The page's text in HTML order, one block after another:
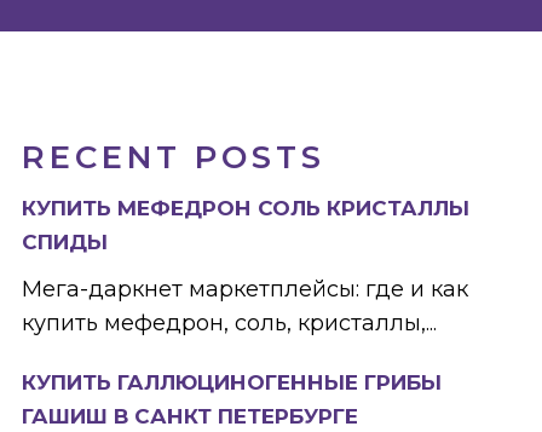
RECENT POSTS
КУПИТЬ МЕФЕДРОН СОЛЬ КРИСТАЛЛЫ
СПИДЫ
Мега-даркнет маркетплейсы: где и как
купить мефедрон, соль, кристаллы,...
КУПИТЬ ГАЛЛЮЦИНОГЕННЫЕ ГРИБЫ
ГАШИШ В САНКТ ПЕТЕРБУРГЕ